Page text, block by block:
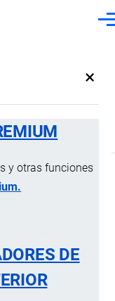
×
y otras funciones
DE
2024
de transporte